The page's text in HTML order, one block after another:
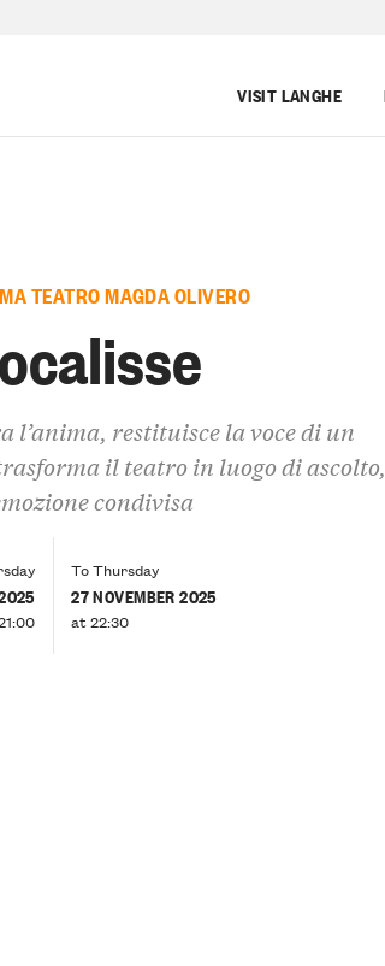
VISIT LANGHE
TEATRO MAGDA OLIVERO
l’anima, restituisce la voce di un
il teatro in luogo di ascolto,
condivisa
To Thursday
27 NOVEMBER 2025
at 22:30